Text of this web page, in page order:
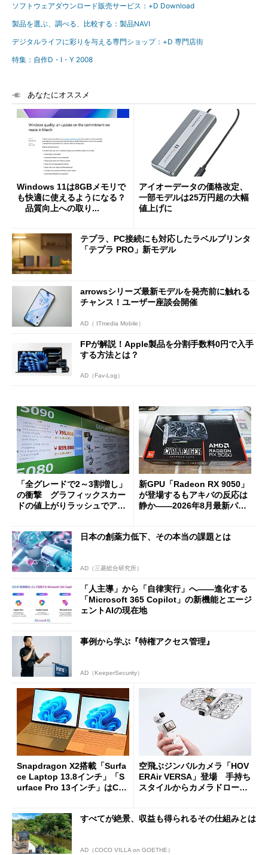
ソフトウェアダウンロード販売サービス：+D Download
製品を選ぶ、調べる、比較する：製品NAVI
デジタルライフに彩りを与える専門ショップ：+D 専門店街
特集：自作D・I・Y 2008
あなたにオススメ
Windows 11は8GBメモリで
も快適に使えるようになる？
品質向上への取り...
アイオーデータの価格改定、
一部モデルは25万円超の大幅
値上げに
テプラ、PC接続にも対応したラベルプリンタ
「テプラ PRO」新モデル
arrowsシリーズ最新モデルを発売前に触れる
チャンス！ユーザー座談会開催
AD（ ITmedia Mobile）
FPが解説！Apple製品を分割手数料0円で入手
する方法とは？
AD（Fav-Log）
「全グレードで2～3割増し」
の衝撃 グラフィックスカー
ドの値上がりラッシュでアキ
新GPU「Radeon RX 9050」
が登場するもアキバの反応は
静か――2026年8月最新パー
日本の創薬力低下、その本当の課題とは
AD（三菱総合研究所）
「人主導」から「自律実行」へ――進化する
「Microsoft 365 Copilot」の新機能とエージ
ェントAIの現在地
事例から学ぶ『特権アクセス管理』
AD（KeeperSecurity）
Snapdragon X2搭載「Surfa
ce Laptop 13.8インチ」「S
urface Pro 13インチ」はCop
た
空飛ぶジンバルカメラ「HOV
ERAir VERSA」登場 手持ち
スタイルからカメラドローン
すべてが絶景、収益も得られるその仕組みとは
AD（COCO VILLA on GOETHE）